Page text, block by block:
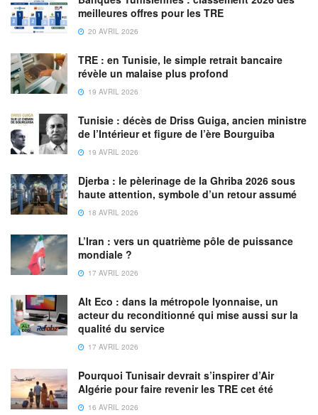
meilleures offres pour les TRE
20 AVRIL 2026
TRE : en Tunisie, le simple retrait bancaire
révèle un malaise plus profond
19 AVRIL 2026
Tunisie : décès de Driss Guiga, ancien ministre
de l’Intérieur et figure de l’ère Bourguiba
19 AVRIL 2026
Djerba : le pèlerinage de la Ghriba 2026 sous
haute attention, symbole d’un retour assumé
18 AVRIL 2026
L’Iran : vers un quatrième pôle de puissance
mondiale ?
17 AVRIL 2026
Alt Eco : dans la métropole lyonnaise, un
acteur du reconditionné qui mise aussi sur la
qualité du service
17 AVRIL 2026
Pourquoi Tunisair devrait s’inspirer d’Air
Algérie pour faire revenir les TRE cet été
16 AVRIL 2026